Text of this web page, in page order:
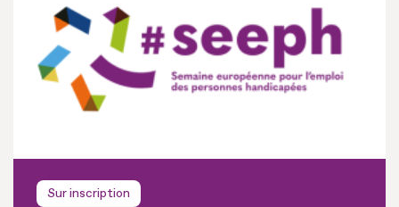
Sur inscription